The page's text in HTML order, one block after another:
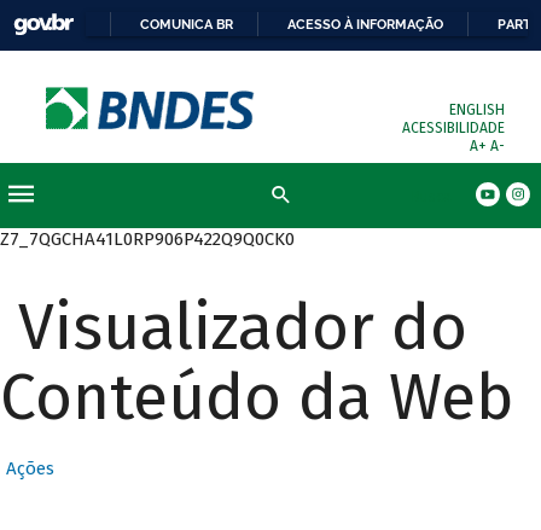
COMUNICA BR ACESSO À INFORMAÇÃO
ENGLISH
ACESSIBILIDADE
A+ A-
Z7_7QGCHA41L0RP906P422Q9Q0CK0
Visualizador do
Conteúdo da Web
Ações